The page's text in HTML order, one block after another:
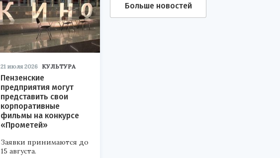
21 июля 2026 КУЛЬТУРА
Пензенские
предприятия могут
представить свои
корпоративные
фильмы на конкурсе
«Прометей»
Заявки принимаются до
15 августа.
Больше новостей